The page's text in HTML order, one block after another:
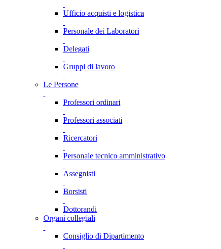
Ufficio acquisti e logistica
Personale dei Laboratori
Delegati
Gruppi di lavoro
Le Persone
Professori ordinari
Professori associati
Ricercatori
Personale tecnico amministrativo
Assegnisti
Borsisti
Dottorandi
Organi collegiali
Consiglio di Dipartimento